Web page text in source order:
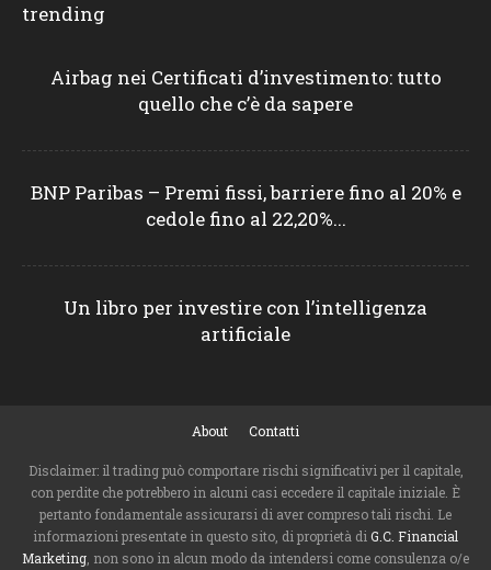
trending
Airbag nei Certificati d’investimento: tutto
quello che c’è da sapere
BNP Paribas – Premi fissi, barriere fino al 20% e
cedole fino al 22,20%...
Un libro per investire con l’intelligenza
artificiale
About Contatti
Disclaimer: il trading può comportare rischi significativi per il capitale,
con perdite che potrebbero in alcuni casi eccedere il capitale iniziale. È
pertanto fondamentale assicurarsi di aver compreso tali rischi. Le
informazioni presentate in questo sito, di proprietà di G.C. Financial
Marketing , non sono in alcun modo da intendersi come consulenza o/e